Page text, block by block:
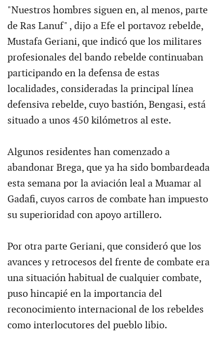
"Nuestros hombres siguen en, al menos, parte
de Ras Lanuf" , dijo a Efe el portavoz rebelde,
Mustafa Geriani, que indicó que los militares
profesionales del bando rebelde continuaban
participando en la defensa de estas
localidades, consideradas la principal línea
defensiva rebelde, cuyo bastión, Bengasi, está
situado a unos 450 kilómetros al este.
Algunos residentes han comenzado a
abandonar Brega, que ya ha sido bombardeada
esta semana por la aviación leal a Muamar al
Gadafi, cuyos carros de combate han impuesto
su superioridad con apoyo artillero.
Por otra parte Geriani, que consideró que los
avances y retrocesos del frente de combate era
una situación habitual de cualquier combate,
puso hincapié en la importancia del
reconocimiento internacional de los rebeldes
como interlocutores del pueblo libio.